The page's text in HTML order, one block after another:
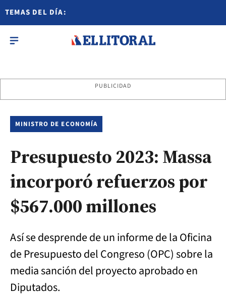
TEMAS DEL DÍA:
PUBLICIDAD
MINISTRO DE ECONOMÍA
Presupuesto 2023: Massa
incorporó refuerzos por
$567.000 millones
Así se desprende de un informe de la Oficina
de Presupuesto del Congreso (OPC) sobre la
media sanción del proyecto aprobado en
Diputados.